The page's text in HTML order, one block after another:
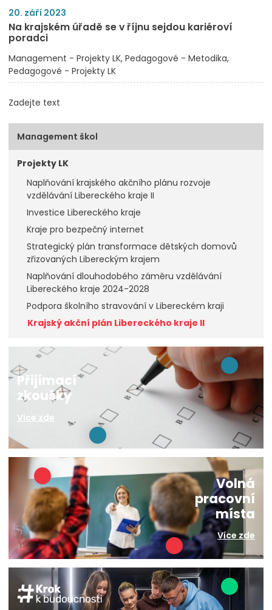
20. září 2023
Na krajském úřadě se v říjnu sejdou kariéroví
poradci
Management - Projekty LK Pedagogové - Metodika
Pedagogové - Projekty LK
Zadejte text
Management škol
Projekty LK
Naplňování krajského akčního plánu rozvoje
vzdělávání Libereckého kraje II
Investice Libereckého kraje
Kraje pro bezpečný internet
Strategický plán transformace dětských domovů
zřizovaných Libereckým krajem
Naplňování dlouhodobého záměru vzdělávání
Libereckého kraje 2024-2028
Podpora školního stravování v Libereckém kraji
Krajský akční plán Libereckého kraje II
Přijímací
zkoušky
Více zde
Volná
pracovní
místa
Více zde